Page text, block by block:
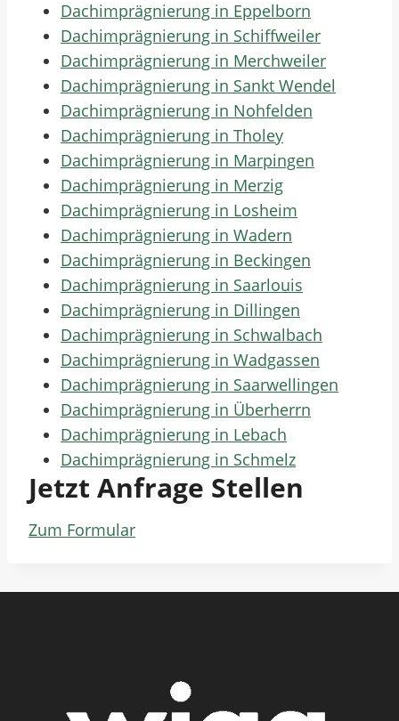
Dachimprägnierung in Eppelborn
Dachimprägnierung in Schiffweiler
Dachimprägnierung in Merchweiler
Dachimprägnierung in Sankt Wendel
Dachimprägnierung in Nohfelden
Dachimprägnierung in Tholey
Dachimprägnierung in Marpingen
Dachimprägnierung in Merzig
Dachimprägnierung in Losheim
Dachimprägnierung in Wadern
Dachimprägnierung in Beckingen
Dachimprägnierung in Saarlouis
Dachimprägnierung in Dillingen
Dachimprägnierung in Schwalbach
Dachimprägnierung in Wadgassen
Dachimprägnierung in Saarwellingen
Dachimprägnierung in Überherrn
Dachimprägnierung in Lebach
Dachimprägnierung in Schmelz
Jetzt Anfrage Stellen
Zum Formular